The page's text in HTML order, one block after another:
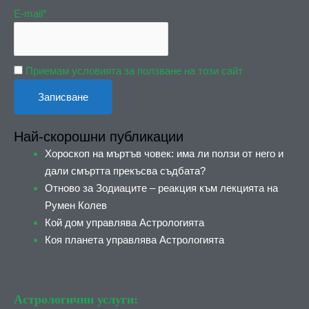
E-mail*
Приемам условията за ползване на този сайт
Най-скорошни публикации
Хороскоп на мъртъв човек: има ли ползи от него и
дали смъртта прекъсва съдбата?
Отново за Зодиаците – реакция към лекцията на
Румен Колев
Кой дом управлява Астрологията
Коя планета управлява Астрологията
Астрологични услуги: